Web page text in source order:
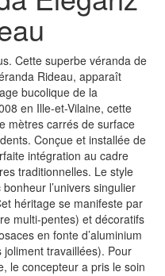
Cette superbe véranda de
Rideau, apparaît
bucolique de la
en Ille-et-Vilaine, cette
mètres carrés de surface
Conçue et installée de
intégration au cadre
traditionnelles. Le style
l’univers singulier
héritage se manifeste par
multi-pentes) et décoratifs
en fonte d’aluminium
travaillées). Pour
le concepteur a pris le soin